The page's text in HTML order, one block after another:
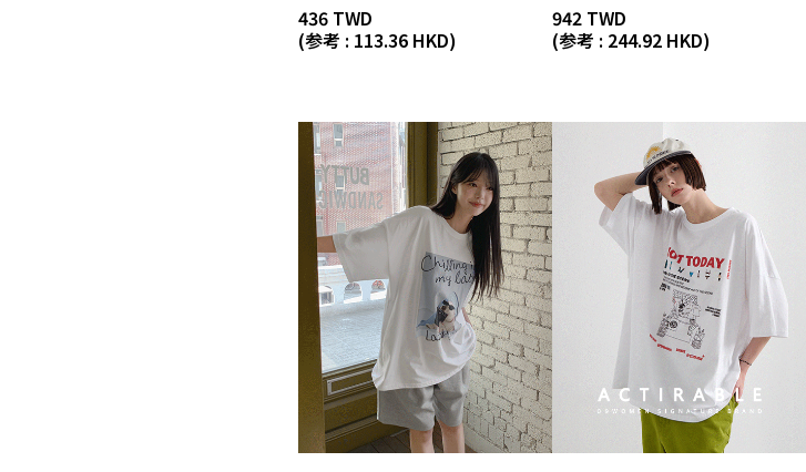
436 TWD
(参考 : 113.36 HKD)
942 TWD
(参考 : 244.92 HKD)